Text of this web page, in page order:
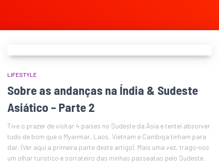
LIFESTYLE
Sobre as andanças na Índia & Sudeste
Asiático – Parte 2
Tive o prazer de visitar 4 países no Sudeste da Ásia e tentei absorver
tudo de bom que o Myanmar, Laos, Vietnam e Camboja tinham para
dar. (Ver aqui a primeira parte deste artigo). Mais uma vez, trago-vos
um olhar turístico e sorrateiro das minhas passeatas pelo Sudeste.